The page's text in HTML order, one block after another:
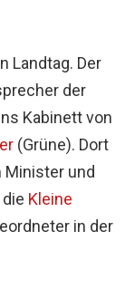
Landtag. Der
der
Kabinett von
(Grüne). Dort
und
Kleine
in der